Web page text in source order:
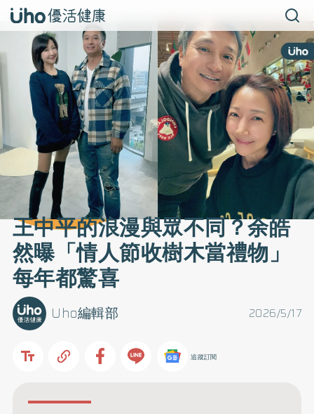
王中平的浪漫與眾不同？余皓
然曝「情人節收樹木當禮物」
每年都驚喜
2026/5/17
Uho編輯部
追蹤訂閱